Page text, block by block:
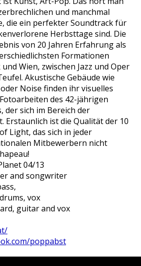
und manchmal
die ein perfekter Soundtrack für
Herbsttage sind. Die
von 20 Jahren Erfahrung als
Formationen
Wien, zwischen Jazz und Oper
Akustische Gebäude wie
Noise finden ihr visuelles
des 42-jährigen
der sich im Bereich der
Erstaunlich ist die Qualität der 10
Light, das sich in jeder
Mitbewerbern nicht
04/13
and songwriter
vox
guitar and vox
poppabst